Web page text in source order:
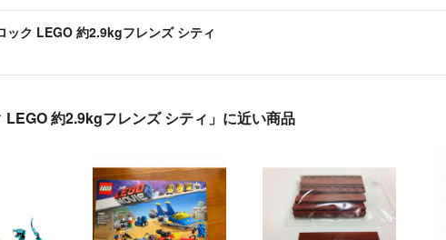
ック LEGO 約2.9kgフレンズ シティ
LEGO 約2.9kgフレンズ シティ」に近い商品